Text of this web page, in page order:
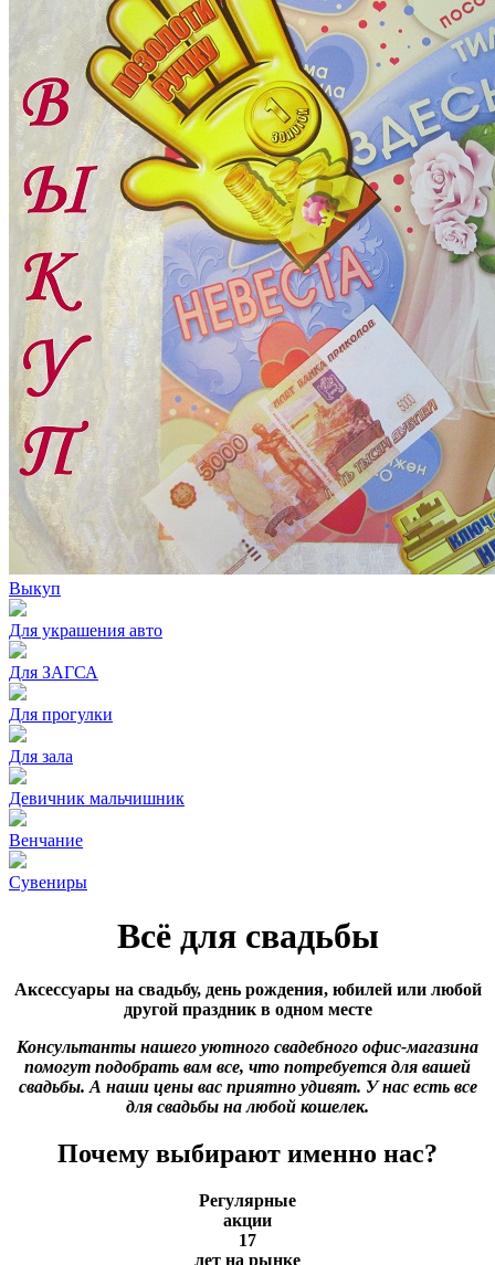
Выкуп
Для украшения авто
Для ЗАГСА
Для прогулки
Для зала
Девичник мальчишник
Венчание
Сувениры
Всё для свадьбы
Аксессуары на свадьбу, день рождения, юбилей или любой
другой праздник в одном месте
Консультанты нашего уютного свадебного офис-магазина
помогут подобрать вам все, что потребуется для вашей
свадьбы. А наши цены вас приятно удивят. У нас есть все
для свадьбы на любой кошелек.
Почему выбирают именно нас?
Регулярные
акции
17
лет на рынке